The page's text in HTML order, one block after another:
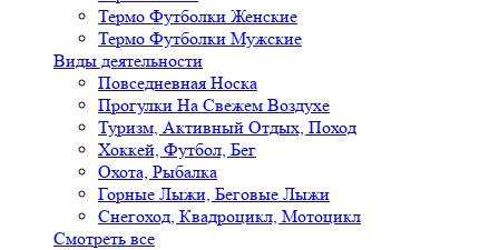
Термо Футболки Женские
Термо Футболки Мужские
Виды деятельности
Повседневная Носка
Прогулки На Свежем Воздухе
Туризм, Активный Отдых, Поход
Хоккей, Футбол, Бег
Охота, Рыбалка
Горные Лыжи, Беговые Лыжи
Снегоход, Квадроцикл, Мотоцикл
Смотреть все